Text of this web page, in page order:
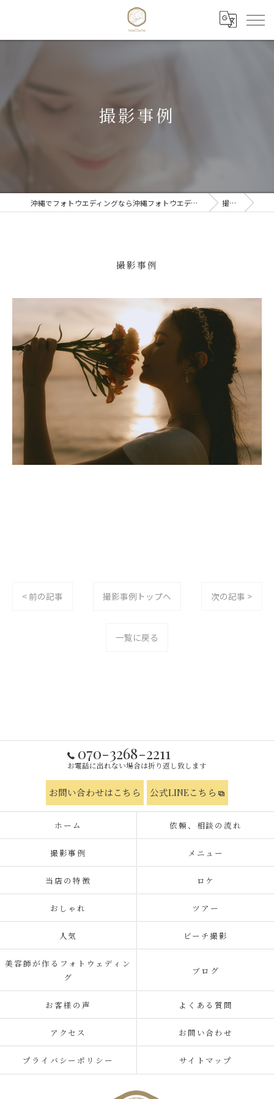
撮影事例
沖縄でフォトウエディングなら沖縄フォトウエディング trois Cloche 【トワクロッシュ】 撮影事例
撮影事例
< 前の記事 撮影事例トップへ 次の記事 >
一覧に戻る
070-3268-2211
お電話に出れない場合は折り返し致します
お問い合わせはこちら 公式LINEこちら
ホーム 依頼、相談の流れ
撮影事例 メニュー
当店の特徴 ロケ
おしゃれ ツアー
人気 ビーチ撮影
美容師が作るフォトウェディン
グ
ブログ
お客様の声 よくある質問
アクセス お問い合わせ
プライバシーポリシー サイトマップ